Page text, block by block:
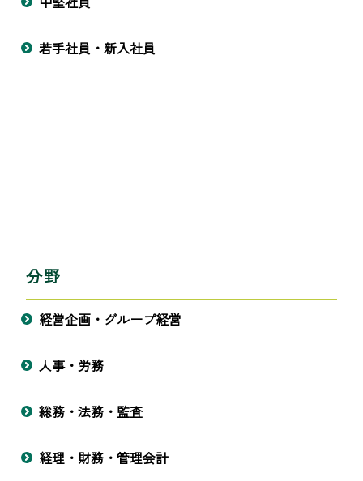
若手社員・新入社員
分野
経営企画・グループ経営
人事・労務
総務・法務・監査
経理・財務・管理会計